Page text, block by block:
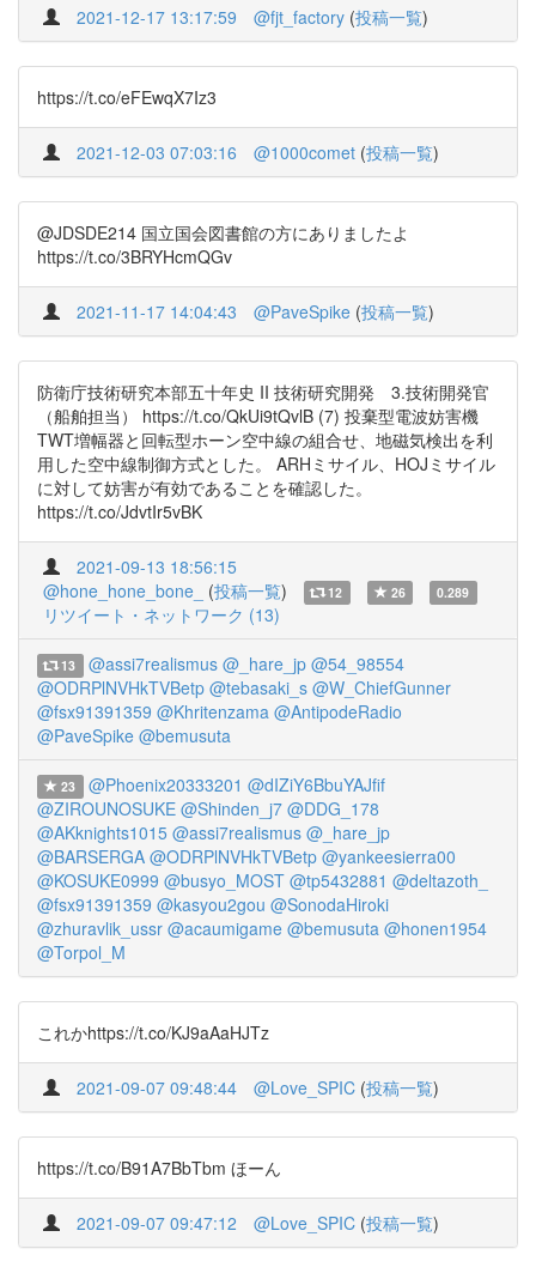
2021-12-17 13:17:59 @fjt_factory (投稿一覧)
https://t.co/eFEwqX7Iz3
2021-12-03 07:03:16 @1000comet (投稿一覧)
@JDSDE214 国立国会図書館の方にありましたよ
https://t.co/3BRYHcmQGv
2021-11-17 14:04:43 @PaveSpike (投稿一覧)
防衛庁技術研究本部五十年史 II 技術研究開発 3.技術開発官
（船舶担当） https://t.co/QkUi9tQvlB (7) 投棄型電波妨害機
TWT増幅器と回転型ホーン空中線の組合せ、地磁気検出を利
用した空中線制御方式とした。 ARHミサイル、HOJミサイル
に対して妨害が有効であることを確認した。
https://t.co/JdvtIr5vBK
2021-09-13 18:56:15
@hone_hone_bone_
(投稿一覧) 12 26 0.289
リツイート・ネットワーク (13)
13 @assi7realismus @_hare_jp @54_98554
@ODRPlNVHkTVBetp @tebasaki_s @W_ChiefGunner
@fsx91391359 @Khritenzama @AntipodeRadio
@PaveSpike @bemusuta
23 @Phoenix20333201 @dIZiY6BbuYAJfif
@ZIROUNOSUKE @Shinden_j7 @DDG_178
@AKknights1015 @assi7realismus @_hare_jp
@BARSERGA @ODRPlNVHkTVBetp @yankeesierra00
@KOSUKE0999 @busyo_MOST @tp5432881 @deltazoth_
@fsx91391359 @kasyou2gou @SonodaHiroki
@zhuravlik_ussr @acaumigame @bemusuta @honen1954
@Torpol_M
これかhttps://t.co/KJ9aAaHJTz
2021-09-07 09:48:44 @Love_SPIC (投稿一覧)
https://t.co/B91A7BbTbm ほーん
2021-09-07 09:47:12 @Love_SPIC (投稿一覧)